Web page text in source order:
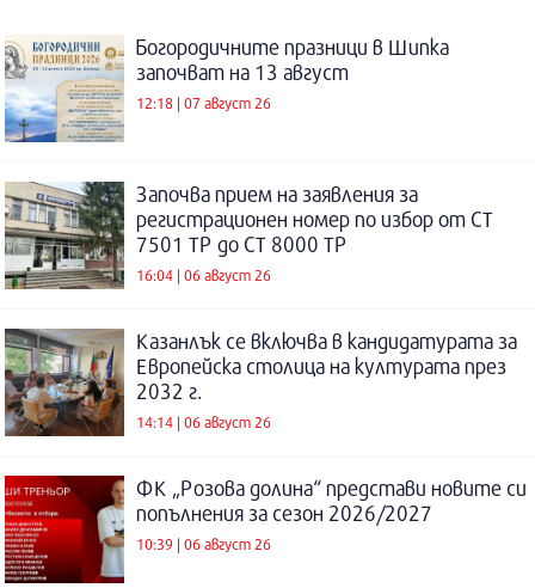
Богородичните празници в Шипка
започват на 13 август
12:18 | 07 август 26
Започва прием на заявления за
регистрационен номер по избор от СТ
7501 ТР до СТ 8000 ТР
16:04 | 06 август 26
Казанлък се включва в кандидатурата за
Европейска столица на културата през
2032 г.
14:14 | 06 август 26
ФК „Розова долина“ представи новите си
попълнения за сезон 2026/2027
10:39 | 06 август 26